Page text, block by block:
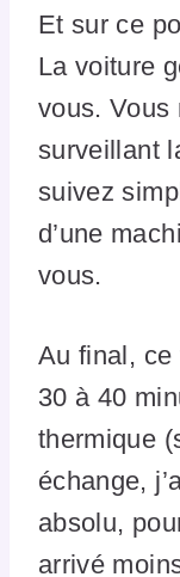
Et sur ce
La voiture
vous. Vous
surveillant
suivez
d’une
vous.
Au final, ce
30 à 40
thermique
échange,
absolu,
arrivé